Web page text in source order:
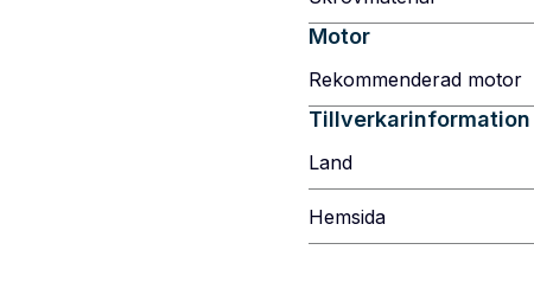
Motor
Rekommenderad motor
Tillverkarinformation
Land
Hemsida